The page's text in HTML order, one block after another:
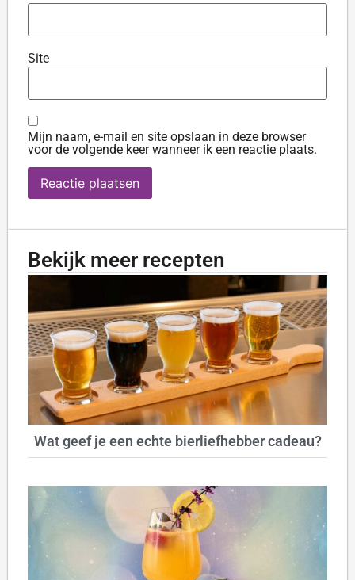
Site
Mijn naam, e-mail en site opslaan in deze browser
voor de volgende keer wanneer ik een reactie plaats.
Bekijk meer recepten
Wat geef je een echte bierliefhebber cadeau?